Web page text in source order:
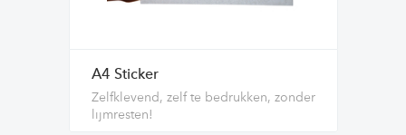
A4 Sticker
Zelfklevend, zelf te bedrukken, zonder
lijmresten!